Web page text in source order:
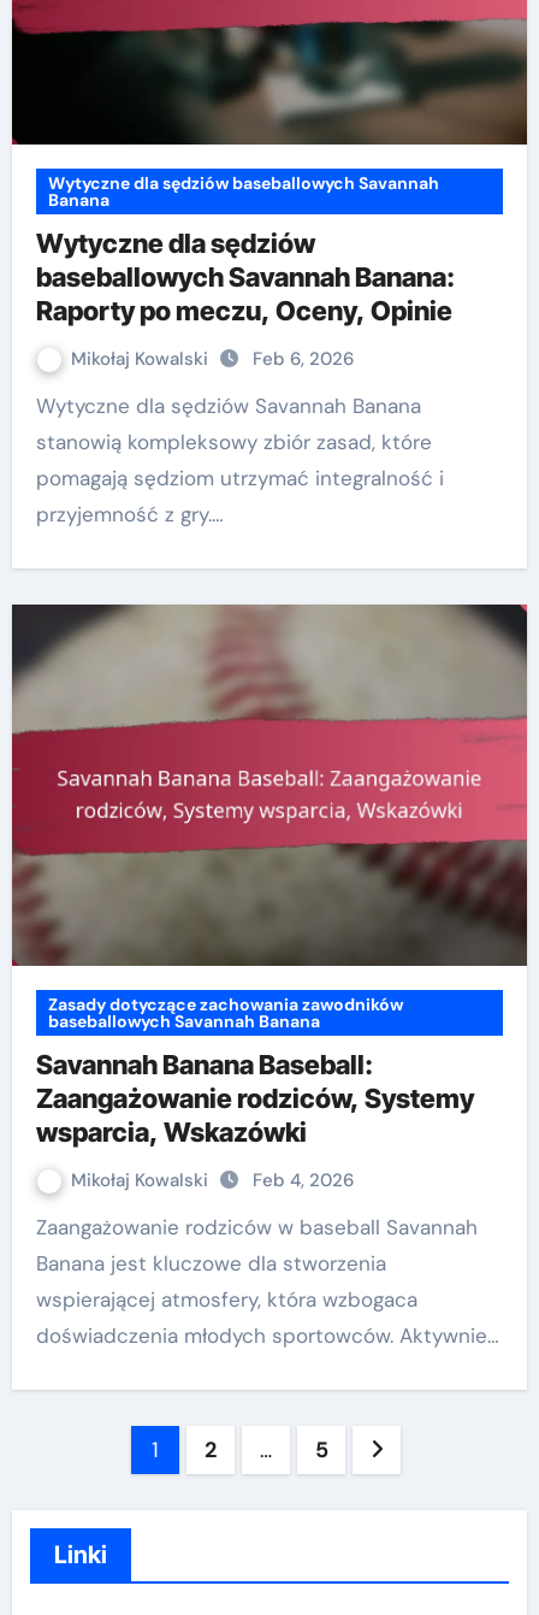
Wytyczne dla sędziów baseballowych Savannah
Banana
Wytyczne dla sędziów
baseballowych Savannah Banana:
Raporty po meczu, Oceny, Opinie
Mikołaj Kowalski Feb 6, 2026
Wytyczne dla sędziów Savannah Banana
stanowią kompleksowy zbiór zasad, które
pomagają sędziom utrzymać integralność i
przyjemność z gry.…
Zasady dotyczące zachowania zawodników
baseballowych Savannah Banana
Savannah Banana Baseball:
Zaangażowanie rodziców, Systemy
wsparcia, Wskazówki
Mikołaj Kowalski Feb 4, 2026
Zaangażowanie rodziców w baseball Savannah
Banana jest kluczowe dla stworzenia
wspierającej atmosfery, która wzbogaca
doświadczenia młodych sportowców. Aktywnie…
1 2 … 5
Linki